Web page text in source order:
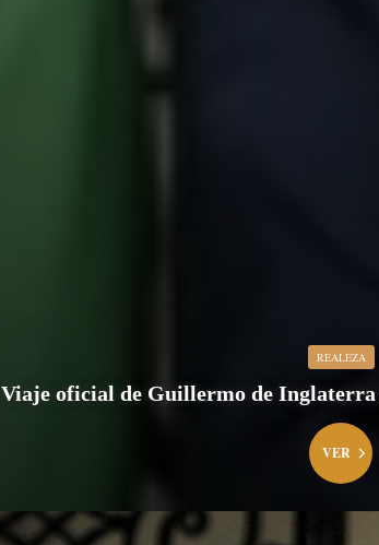
REALEZA
Viaje oficial de Guillermo de
VER